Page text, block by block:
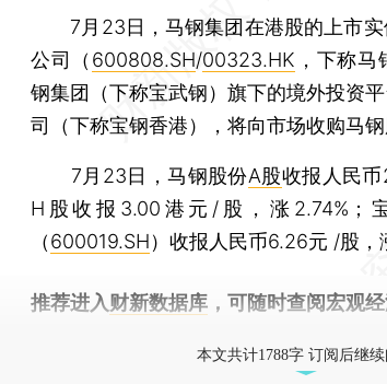
7月23日，马钢集团在港股的上市实
公司（ 600808.SH/00323.HK ，下称
钢集团（下称宝武钢）旗下的境外投资
司（下称宝钢香港），将向市场收购马钢
7月23日，马钢股份A股收报人民币
H股收报3.00港元/股，涨2.74%；
（600019.SH）收报人民币6.26元 /股，
推荐进入财新数据库 ，可随时查阅宏观
本文共计1788字 订阅后继